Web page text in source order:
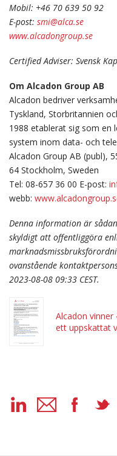
Mobil: +46 70 639 50 92
E-post: smi@alca.se
www.alcadongroup.se
Certified Adviser: Svensk
Om Alcadon Group AB
Alcadon bedriver
Tyskland, Storbritannien
1988 etablerat sig som en
system inom data- och
Alcadon Group AB (publ),
64 Stockholm, Sweden
Tel: 08-657 36 00 E-post:
webb:
Denna information är
skyldigt att offentliggöra
ovanstående
2023-08-08 09:33 CEST.
Alcadon
ett uppskattat